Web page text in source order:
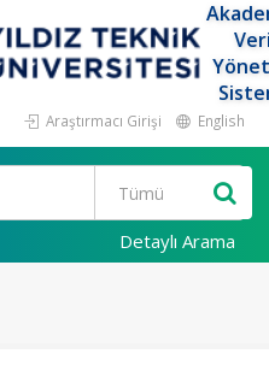
Araştırmacı Girişi English
Detaylı Arama